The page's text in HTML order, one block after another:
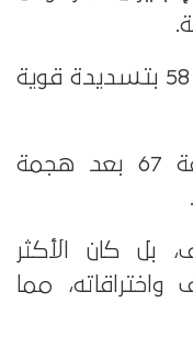
أحرز الهدف الأول في الدقيقة 58 بتسديدة قوية
ثم أضاف الثاني في الدقيقة 67 بعد هجمة
بل كان الأكثر
مما